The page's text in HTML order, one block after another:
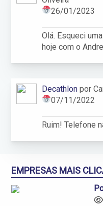
26/01/2023
Olá. Esqueci
hoje com o Andre
Decathlon por
07/11/2022
Ruim! Telefone
EMPRESAS MAIS